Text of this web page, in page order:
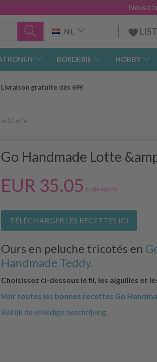
Nous
NL
BORDERIE HOBBY
Livraison gratuite dès 69€
& Luffe
Go Handmade Lotte
EUR 35.05 EUR 48.73
TÉLÉCHARGER LES RECETTES ICI
Ours en peluche tricotés en
Handmade Teddy.
Choisissez ci-dessous le fil, les aiguilles et
Voir toutes les bonnes recettes Go
Bekijk de volledige beschrijving